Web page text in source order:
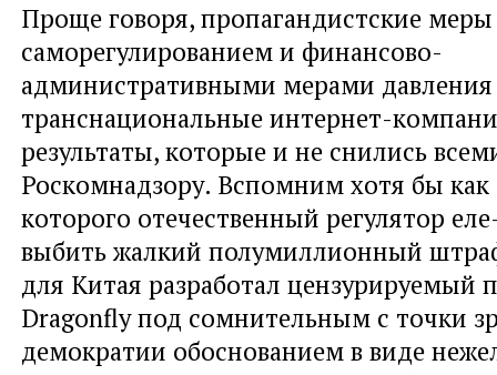
Проще говоря, пропагандистские меры
саморегулированием и финансово-
административными мерами давления
транснациональные интернет-
результаты, которые и не снились
Роскомнадзору. Вспомним хотя бы как
которого отечественный регулятор
выбить жалкий полумиллионный
для Китая разработал цензурируемый
Dragonfly под сомнительным с точки
демократии обоснованием в виде